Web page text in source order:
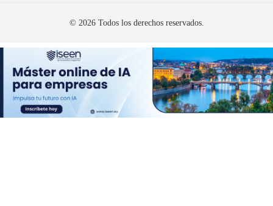
© 2026 Todos los derechos reservados.